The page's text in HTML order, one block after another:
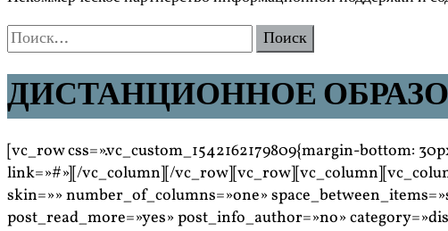
Найти:
ДИСТАНЦИОННОЕ
[vc_row css=».vc_custom_1542162179809{margin-bottom:
link=»#»][/vc_column][/
skin=»» number_of_columns=»one»
post_read_more=»yes» post_info_author=»no»